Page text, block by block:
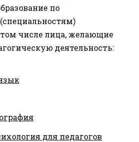
по
числе лица, желающие
деятельность:
для педагогов